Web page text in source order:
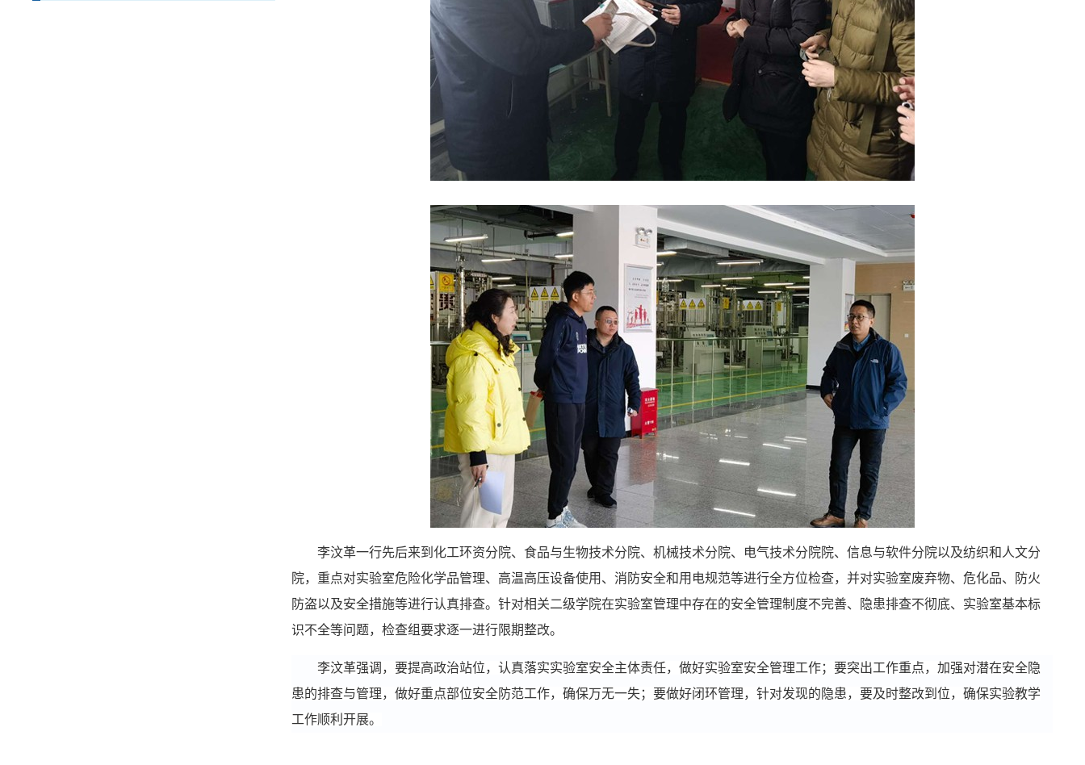
李汶革一行先后来到化工环资分院、 食品与生物技术分院、机械技术分院、 电气技术分院院、 信息与软件分院以及纺织和人文分
院，重点对实验室危险化学品管理、高温高压设备使用、消防安全和用电规范等进行全方位检查，并对实验室废弃物、危化品、防火
防盗以及安全措施等进行认真排查。针对相关二级学院在实验室管理中存在的安全管理制度不完善、隐患排查不彻底、实验室基本标
识不全等问题，检查组要求逐一进行限期整改。
李汶革强调，要提高政治站位，认真落实实验室安全主体责任，做好实验室安全管理工作；要突出工作重点，加强对潜在安全隐
患的排查与管理，做好重点部位安全防范工作，确保万无一失；要做好闭环管理，针对发现的隐患，要及时整改到位，确保实验教学
工作顺利开展。